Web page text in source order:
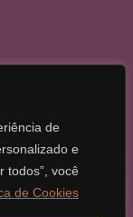
de
e
todos”, você
de Cookies